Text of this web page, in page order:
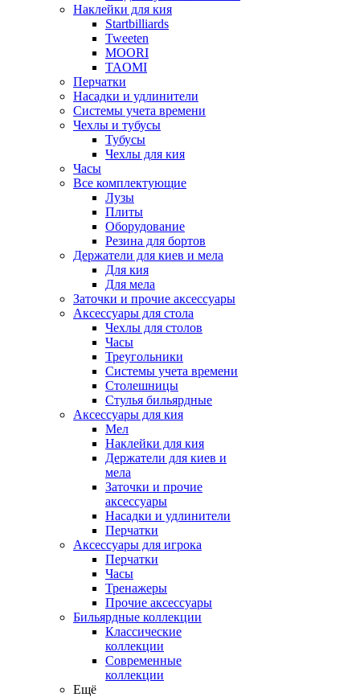
Наклейки для кия
Startbilliards
Tweeten
MOORI
TAOMI
Перчатки
Насадки и удлинители
Системы учета времени
Чехлы и тубусы
Тубусы
Чехлы для кия
Часы
Все комплектующие
Лузы
Плиты
Оборудование
Резина для бортов
Держатели для киев и мела
Для кия
Для мела
Заточки и прочие аксессуары
Аксессуары для стола
Чехлы для столов
Часы
Треугольники
Системы учета времени
Столешницы
Стулья бильярдные
Аксессуары для кия
Мел
Наклейки для кия
Держатели для киев и
мела
Заточки и прочие
аксессуары
Насадки и удлинители
Перчатки
Аксессуары для игрока
Перчатки
Часы
Тренажеры
Прочие аксессуары
Бильярдные коллекции
Классические
коллекции
Современные
коллекции
Ещё